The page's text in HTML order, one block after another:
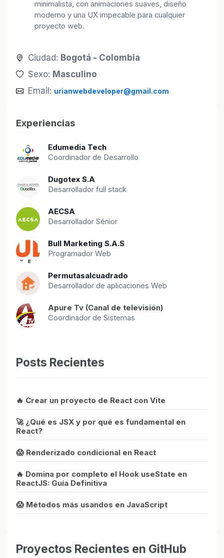
minimalista, con animaciones suaves, diseño
moderno y una UX impecable para cualquier
proyecto web.
Ciudad: Bogotá - Colombia
Sexo: Masculino
Email: urianwebdeveloper@gmail.com
Experiencias
Edumedia Tech
Coordinador de Desarrollo
Dugotex S.A
Desarrollador full stack
AECSA
Desarrollador Sénior
Bull Marketing S.A.S
Programador Web
Permutasalcuadrado
Desarrollador de aplicaciones Web
Apure Tv (Canal de televisión)
Coordinador de Sistemas
Posts Recientes
🔥 Crear un proyecto de React con Vite
🚀 ¿Qué es JSX y por qué es fundamental en
React?
😱 Renderizado condicional en React
🔥 Domina por completo el Hook useState en
ReactJS: Guía Definitiva
😱 Métodos más usandos en JavaScript
Proyectos Recientes en GitHub